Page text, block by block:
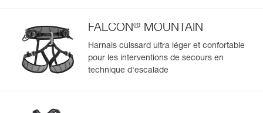
FALCON® MOUNTAIN
Harnais cuissard ultra léger et confortable
pour les interventions de secours en
technique d'escalade